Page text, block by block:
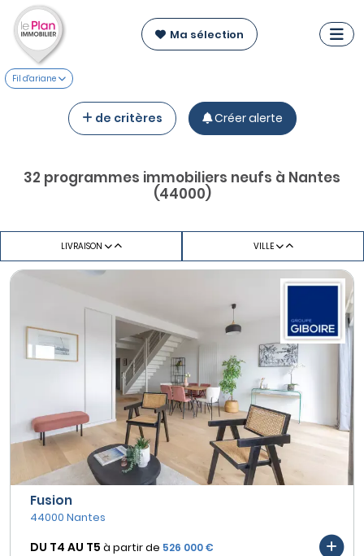
Ma sélection
Fil d'ariane
de critères Créer alerte
32 programmes immobiliers neufs à Nantes
(44000)
LIVRAISON VILLE
Fusion
44000 Nantes
DU T4 AU T5 à partir de 526 000 €